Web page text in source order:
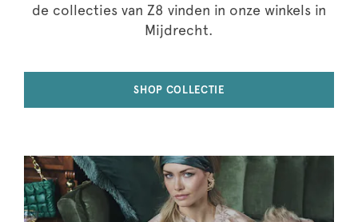
de collecties van Z8 vinden in onze winkels in
Mijdrecht.
SHOP COLLECTIE